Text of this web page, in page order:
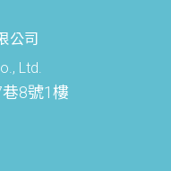
公司
Ltd.
8號1樓